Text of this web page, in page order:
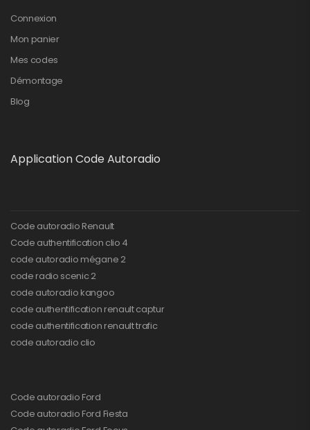
Connexion
Mon panier
Mes codes
Démontage
Blog
Application Code Autoradio
Code autoradio Renault
Code authentification clio 4
code autoradio mégane 2
code radio scenic 2
code autoradio kangoo
code authentification renault captur
code authentification renault trafic
code autoradio clio
Code autoradio Ford
Code autoradio Ford Fiesta